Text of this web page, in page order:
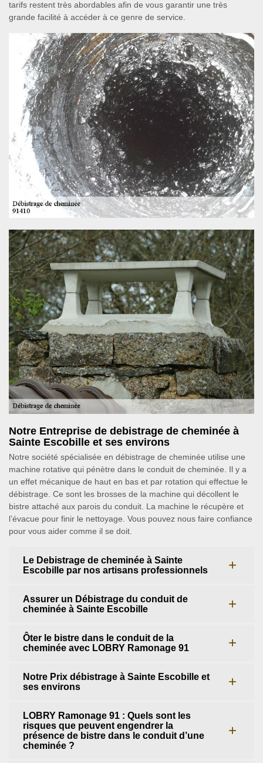
tarifs restent très abordables afin de vous garantir une très
grande facilité à accéder à ce genre de service.
Notre Entreprise de debistrage de cheminée à
Sainte Escobille et ses environs
Notre société spécialisée en débistrage de cheminée utilise une
machine rotative qui pénètre dans le conduit de cheminée. Il y a
un effet mécanique de haut en bas et par rotation qui effectue le
débistrage. Ce sont les brosses de la machine qui décollent le
bistre attaché aux parois du conduit. La machine le récupère et
l’évacue pour finir le nettoyage. Vous pouvez nous faire confiance
pour vous aider comme il se doit.
Le Debistrage de cheminée à Sainte
Escobille par nos artisans professionnels
Assurer un Débistrage du conduit de
cheminée à Sainte Escobille
Ôter le bistre dans le conduit de la
cheminée avec LOBRY Ramonage 91
Notre Prix débistrage à Sainte Escobille et
ses environs
LOBRY Ramonage 91 : Quels sont les
risques que peuvent engendrer la
présence de bistre dans le conduit d’une
cheminée ?